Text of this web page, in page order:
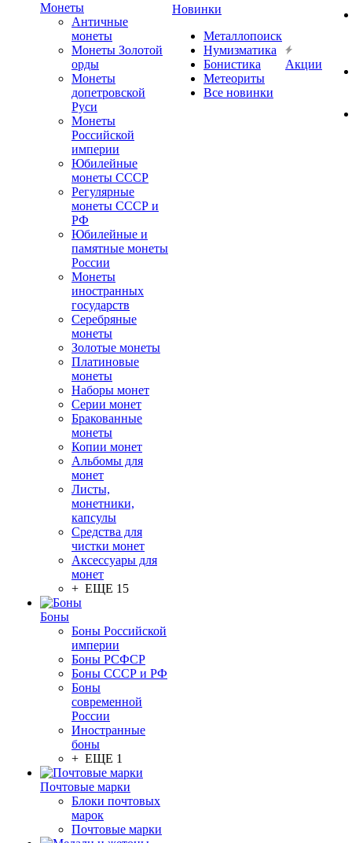
Монеты
Античные
монеты
Монеты Золотой
орды
Монеты
допетровской
Руси
Монеты
Российской
империи
Юбилейные
монеты СССР
Регулярные
монеты СССР и
РФ
Юбилейные и
памятные монеты
России
Монеты
иностранных
государств
Серебряные
монеты
Золотые монеты
Платиновые
монеты
Наборы монет
Серии монет
Бракованные
монеты
Копии монет
Альбомы для
монет
Листы,
монетники,
капсулы
Средства для
чистки монет
Аксессуары для
монет
+ ЕЩЕ 15
Боны
Боны Российской
империи
Боны РСФСР
Боны СССР и РФ
Боны
современной
России
Иностранные
боны
+ ЕЩЕ 1
Почтовые марки
Блоки почтовых
марок
Почтовые марки
Новинки
Металлопоиск
Нумизматика
Бонистика
Метеориты
Все новинки
Акции